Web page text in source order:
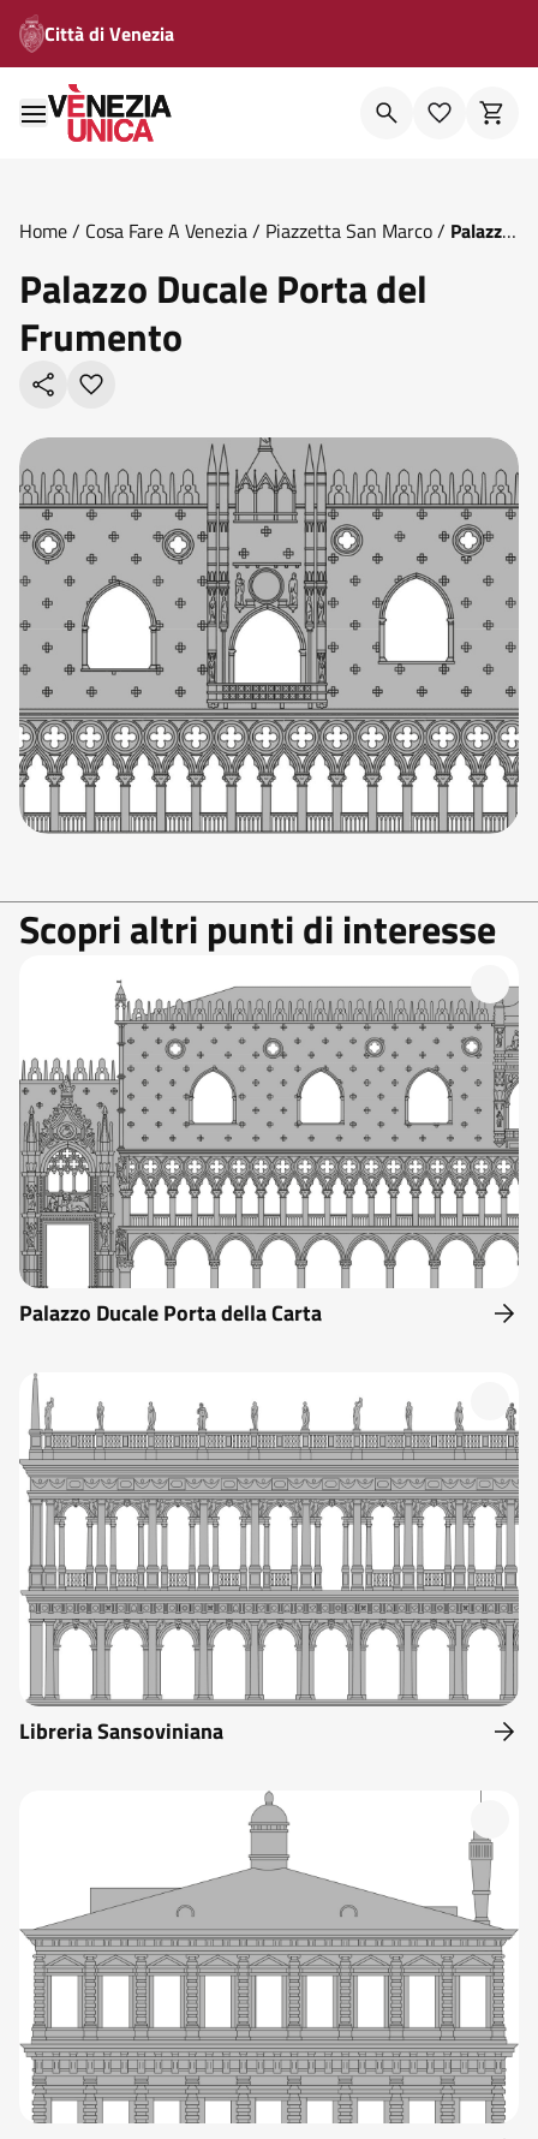
Città di Venezia
Home/ Cosa Fare A Venezia/ Piazzetta San Marco/ Palazzo
Palazzo Ducale Porta del
Frumento
Scopri altri punti di interesse
Palazzo Ducale Porta della Carta
Libreria Sansoviniana